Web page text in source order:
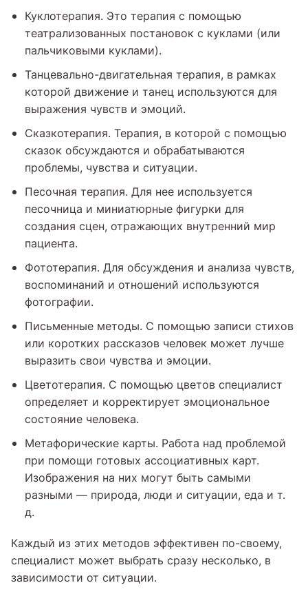
Куклотерапия. Это терапия с помощью
театрализованных постановок с куклами (или
пальчиковыми куклами).
Танцевально-двигательная терапия, в рамках
которой движение и танец используются для
выражения чувств и эмоций.
Сказкотерапия. Терапия, в которой с помощью
сказок обсуждаются и обрабатываются
проблемы, чувства и ситуации.
Песочная терапия. Для нее используется
песочница и миниатюрные фигурки для
создания сцен, отражающих внутренний мир
пациента.
Фототерапия. Для обсуждения и анализа чувств,
воспоминаний и отношений используются
фотографии.
Письменные методы. С помощью записи стихов
или коротких рассказов человек может лучше
выразить свои чувства и эмоции.
Цветотерапия. С помощью цветов специалист
определяет и корректирует эмоциональное
состояние человека.
Метафорические карты. Работа над проблемой
при помощи готовых ассоциативных карт.
Изображения на них могут быть самыми
разными — природа, люди и ситуации, еда и т.
д.
Каждый из этих методов эффективен по-своему,
специалист может выбрать сразу несколько, в
зависимости от ситуации.